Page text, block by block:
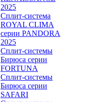
2025
Сплит-система
ROYAL CLIMA
серии PANDORA
2025
Сплит-системы
Бирюса серии
FORTUNA
Сплит-системы
Бирюса серии
SAFARI